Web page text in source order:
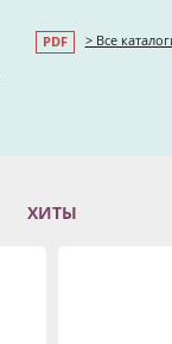
> Все
ХИТЫ